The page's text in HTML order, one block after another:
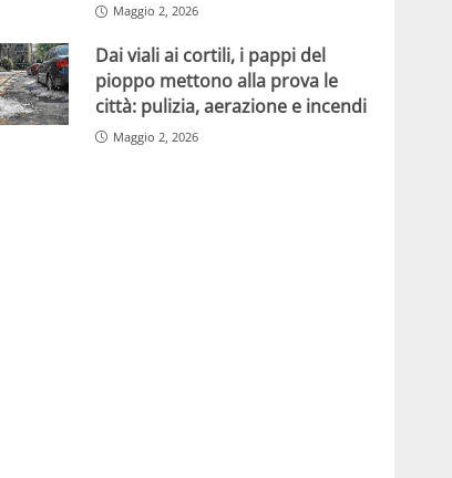
Maggio 2, 2026
Dai viali ai cortili, i pappi del
pioppo mettono alla prova le
città: pulizia, aerazione e incendi
Maggio 2, 2026